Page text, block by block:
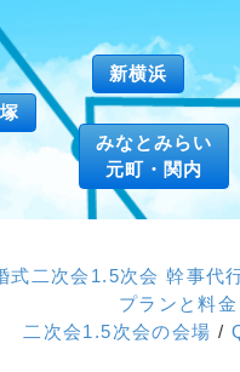
新横浜
みなとみらい
元町・関内
式二次会1.5次会 幹事代
プランと料金
二次会1.5次会の会場 /